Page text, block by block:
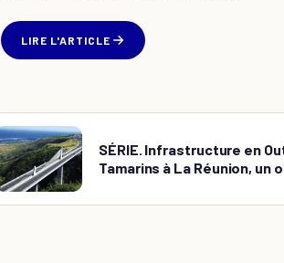
LIRE L'ARTICLE
SÉRIE. Infrastructure en
Tamarins à La Réunion, un